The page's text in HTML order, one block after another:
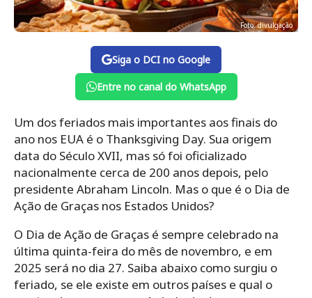
Foto: divulgação
Siga o DCI no Google
Entre no canal do WhatsApp
Um dos feriados mais importantes aos finais do
ano nos EUA é o Thanksgiving Day. Sua origem
data do Século XVII, mas só foi oficializado
nacionalmente cerca de 200 anos depois, pelo
presidente Abraham Lincoln. Mas o que é o Dia de
Ação de Graças nos Estados Unidos?
O Dia de Ação de Graças é sempre celebrado na
última quinta-feira do mês de novembro, e em
2025 será no dia 27. Saiba abaixo como surgiu o
feriado, se ele existe em outros países e qual o